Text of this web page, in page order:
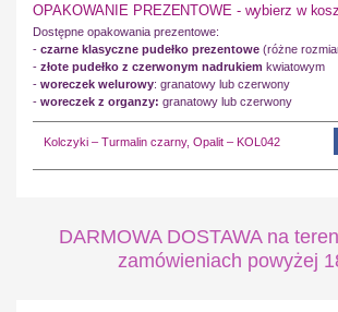
OPAKOWANIE PREZENTOWE - wybierz w
Dostępne opakowania prezentowe:
- czarne klasyczne pudełko prezentowe (różne
- złote pudełko z czerwonym nadrukiem kwiatowym
- woreczek welurowy: granatowy lub czerwony
- woreczek z organzy: granatowy lub czerwony
Kolczyki – Turmalin czarny, Opalit – KOL042
DARMOWA DOSTAWA na
zamówieniach powyżej